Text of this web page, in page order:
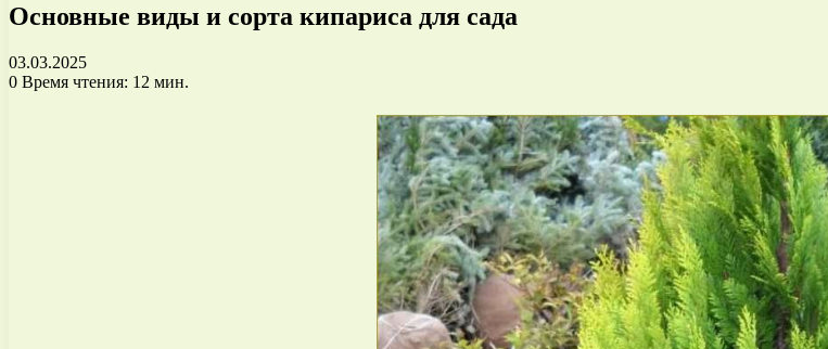
Основные виды и сорта кипариса для сада
03.03.2025
0 Время чтения: 12 мин.